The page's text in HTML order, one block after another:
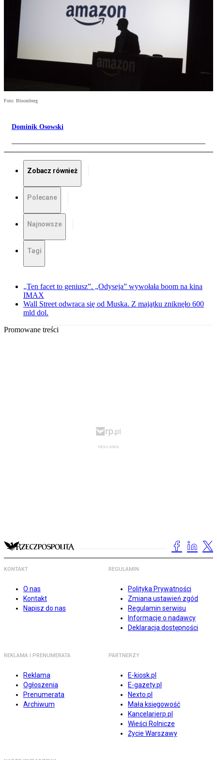
Foto: Bloomberg
Dominik Osowski
Zobacz również
Polecane
Najnowsze
Tagi
„Ten facet to geniusz”. „Odyseja” wywołała boom na kina
IMAX
Wall Street odwraca się od Muska. Z majątku zniknęło 600
mld dol.
Promowane treści
KONTAKT
O nas
Kontakt
Napisz do nas
REGULAMIN
Polityka Prywatności
Zmiana ustawień zgód
Regulamin serwisu
Informacje o nadawcy
Deklaracja dostępności
REKLAMA I PRENUMERATA
Reklama
Ogłoszenia
Prenumerata
Archiwum
PARTNERZY
E-kiosk.pl
E-gazety.pl
Nexto.pl
Mała księgowość
Kancelarierp.pl
Wieści Rolnicze
Życie Warszawy